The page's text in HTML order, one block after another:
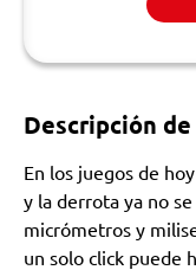
Descripción
En los juegos de
y la derrota ya no
micrómetros y
un solo click puede